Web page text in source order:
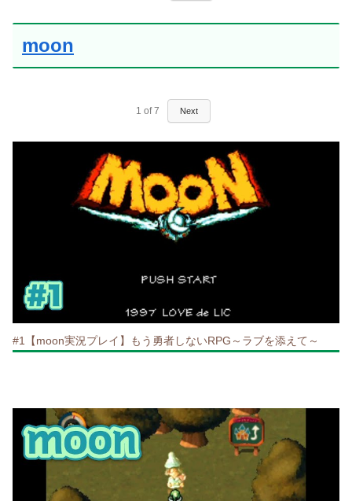
moon
1 of 7 Next
#1【moon実況プレイ】もう勇者しないRPG～ラブを添えて～